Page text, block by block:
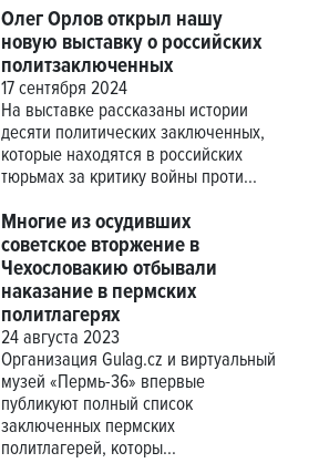
Олег Орлов открыл нашу
новую выставку о российских
политзаключенных
17 сентября 2024
На выставке рассказаны истории
десяти политических заключенных,
которые находятся в российских
тюрьмах за критику войны проти...
Многие из осудивших
советское вторжение в
Чехословакию отбывали
наказание в пермских
политлагерях
24 августа 2023
Организация Gulag.cz и виртуальный
музей «Пермь-36» впервые
публикуют полный список
заключенных пермских
политлагерей, которы...